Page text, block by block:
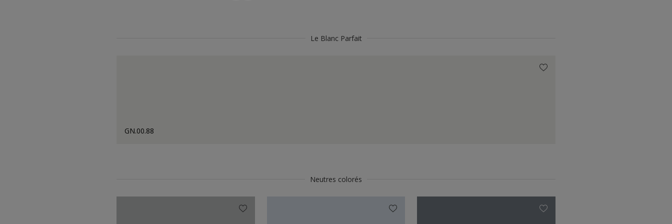
Le Blanc Parfait
GN.00.88
Neutres colorés